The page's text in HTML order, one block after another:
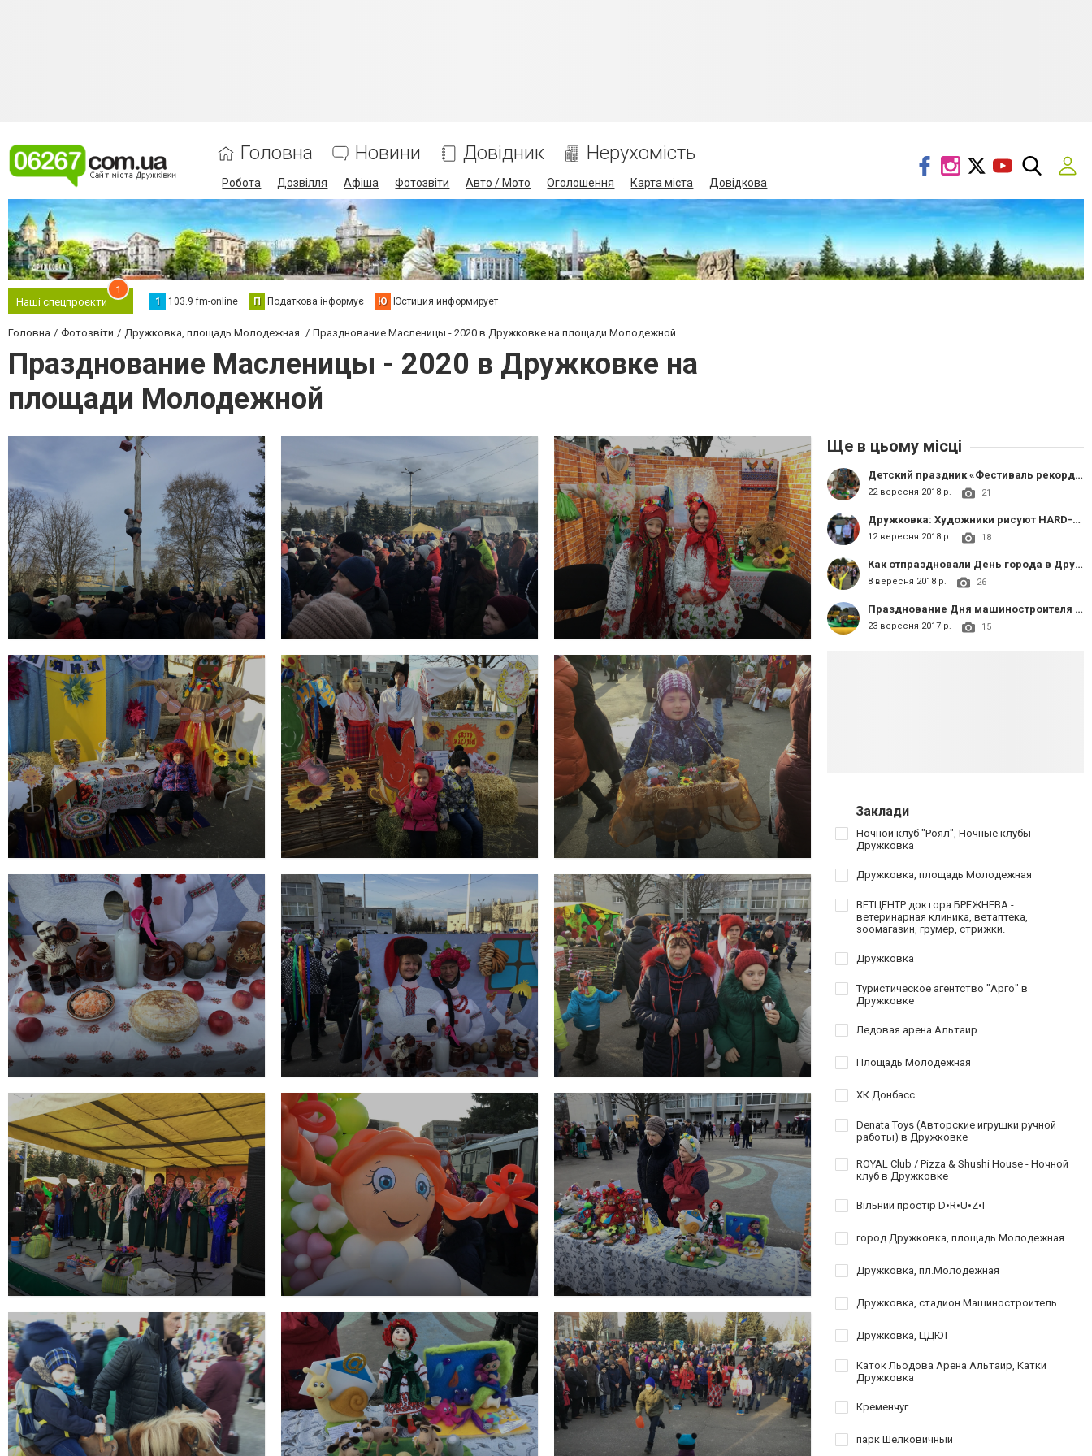
Головна Новини Довідник Нерухомість
Робота Дозвілля Афіша Фотозвіти Авто / Мото Оголошення Карта міста Довідкова
Наші спецпроєкти
1
1 103.9 fm-online П Податкова інформує Ю Юстиция информирует
Головна Фотозвіти Дружковка, площадь Молодежная Празднование Масленицы - 2020 в Дружковке на площади Молодежной
Празднование Масленицы - 2020 в Дружковке на
площади Молодежной
Ще в цьому місці
Детский праздник «Фестиваль рекордов» в Дружковке
22 вересня 2018 р. 21
Дружковка: Художники рисуют HARD-ROCK
12 вересня 2018 р. 18
Как отпраздновали День города в Дружковке
8 вересня 2018 р. 26
Празднование Дня машиностроителя в Дружковке
23 вересня 2017 р. 15
Заклади
Ночной клуб "Роял", Ночные клубы
Дружковка
Дружковка, площадь Молодежная
ВЕТЦЕНТР доктора БРЕЖНЕВА -
ветеринарная клиника, ветаптека,
зоомагазин, грумер, стрижки.
Дружковка
Туристическое агентство "Арго" в
Дружковке
Ледовая арена Альтаир
Площадь Молодежная
ХК Донбасс
Denata Toys (Авторские игрушки ручной
работы) в Дружковке
ROYAL Club / Pizza & Shushi House - Ночной
клуб в Дружковке
Вільний простір D•R•U•Z•I
город Дружковка, площадь Молодежная
Дружковка, пл.Молодежная
Дружковка, стадион Машиностроитель
Дружковка, ЦДЮТ
Каток Льодова Арена Альтаир, Катки
Дружковка
Кременчуг
парк Шелковичный